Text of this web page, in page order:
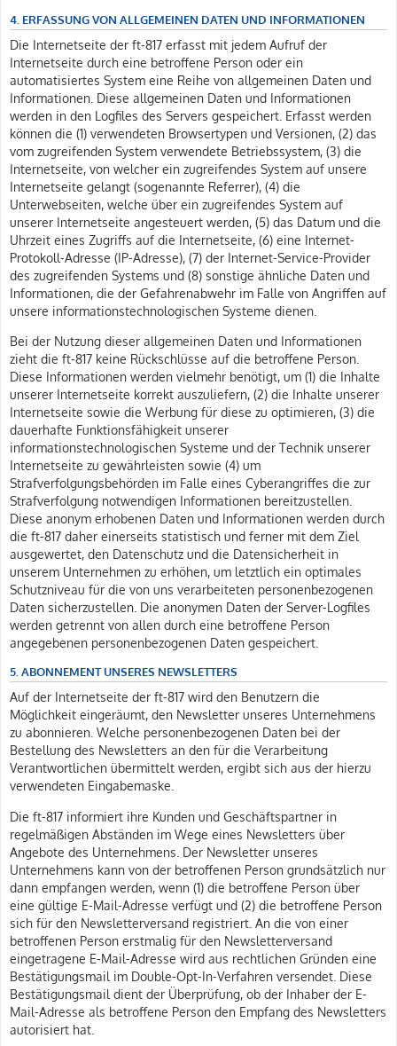
4. ERFASSUNG VON ALLGEMEINEN DATEN UND INFORMATIONEN
Die Internetseite der ft-817 erfasst mit jedem Aufruf der
Internetseite durch eine betroffene Person oder ein
automatisiertes System eine Reihe von allgemeinen Daten und
Informationen. Diese allgemeinen Daten und Informationen
werden in den Logfiles des Servers gespeichert. Erfasst werden
können die (1) verwendeten Browsertypen und Versionen, (2) das
vom zugreifenden System verwendete Betriebssystem, (3) die
Internetseite, von welcher ein zugreifendes System auf unsere
Internetseite gelangt (sogenannte Referrer), (4) die
Unterwebseiten, welche über ein zugreifendes System auf
unserer Internetseite angesteuert werden, (5) das Datum und die
Uhrzeit eines Zugriffs auf die Internetseite, (6) eine Internet-
Protokoll-Adresse (IP-Adresse), (7) der Internet-Service-Provider
des zugreifenden Systems und (8) sonstige ähnliche Daten und
Informationen, die der Gefahrenabwehr im Falle von Angriffen auf
unsere informationstechnologischen Systeme dienen.
Bei der Nutzung dieser allgemeinen Daten und Informationen
zieht die ft-817 keine Rückschlüsse auf die betroffene Person.
Diese Informationen werden vielmehr benötigt, um (1) die Inhalte
unserer Internetseite korrekt auszuliefern, (2) die Inhalte unserer
Internetseite sowie die Werbung für diese zu optimieren, (3) die
dauerhafte Funktionsfähigkeit unserer
informationstechnologischen Systeme und der Technik unserer
Internetseite zu gewährleisten sowie (4) um
Strafverfolgungsbehörden im Falle eines Cyberangriffes die zur
Strafverfolgung notwendigen Informationen bereitzustellen.
Diese anonym erhobenen Daten und Informationen werden durch
die ft-817 daher einerseits statistisch und ferner mit dem Ziel
ausgewertet, den Datenschutz und die Datensicherheit in
unserem Unternehmen zu erhöhen, um letztlich ein optimales
Schutzniveau für die von uns verarbeiteten personenbezogenen
Daten sicherzustellen. Die anonymen Daten der Server-Logfiles
werden getrennt von allen durch eine betroffene Person
angegebenen personenbezogenen Daten gespeichert.
5. ABONNEMENT UNSERES NEWSLETTERS
Auf der Internetseite der ft-817 wird den Benutzern die
Möglichkeit eingeräumt, den Newsletter unseres Unternehmens
zu abonnieren. Welche personenbezogenen Daten bei der
Bestellung des Newsletters an den für die Verarbeitung
Verantwortlichen übermittelt werden, ergibt sich aus der hierzu
verwendeten Eingabemaske.
Die ft-817 informiert ihre Kunden und Geschäftspartner in
regelmäßigen Abständen im Wege eines Newsletters über
Angebote des Unternehmens. Der Newsletter unseres
Unternehmens kann von der betroffenen Person grundsätzlich nur
dann empfangen werden, wenn (1) die betroffene Person über
eine gültige E-Mail-Adresse verfügt und (2) die betroffene Person
sich für den Newsletterversand registriert. An die von einer
betroffenen Person erstmalig für den Newsletterversand
eingetragene E-Mail-Adresse wird aus rechtlichen Gründen eine
Bestätigungsmail im Double-Opt-In-Verfahren versendet. Diese
Bestätigungsmail dient der Überprüfung, ob der Inhaber der E-
Mail-Adresse als betroffene Person den Empfang des Newsletters
autorisiert hat.